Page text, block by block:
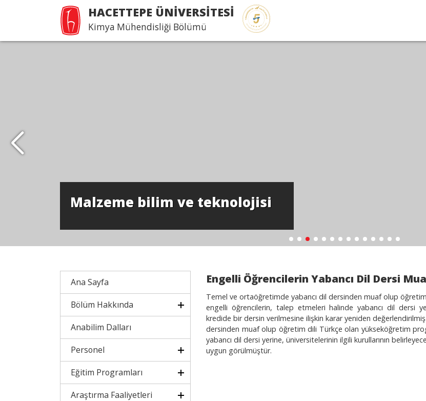
HACETTEPE ÜNİVERSİTESİ
Kimya Mühendisliği Bölümü
Malzeme bilim ve teknolojisi
Ana Sayfa
Bölüm Hakkında
Anabilim Dalları
Personel
Eğitim Programları
Araştırma Faaliyetleri
Engelli Öğrencilerin Yabancı Dil Dersi
Temel ve ortaöğretimde yabancı dil dersinden muaf olup
engelli öğrencilerin, talep etmeleri halinde yabancı dil dersi
kredide bir dersin verilmesine ilişkin karar yeniden
dersinden muaf olup öğretim dili Türkçe olan yükseköğretim
yabancı dil dersi yerine, üniversitelerinin ilgili kurullarının
uygun görülmüştür.